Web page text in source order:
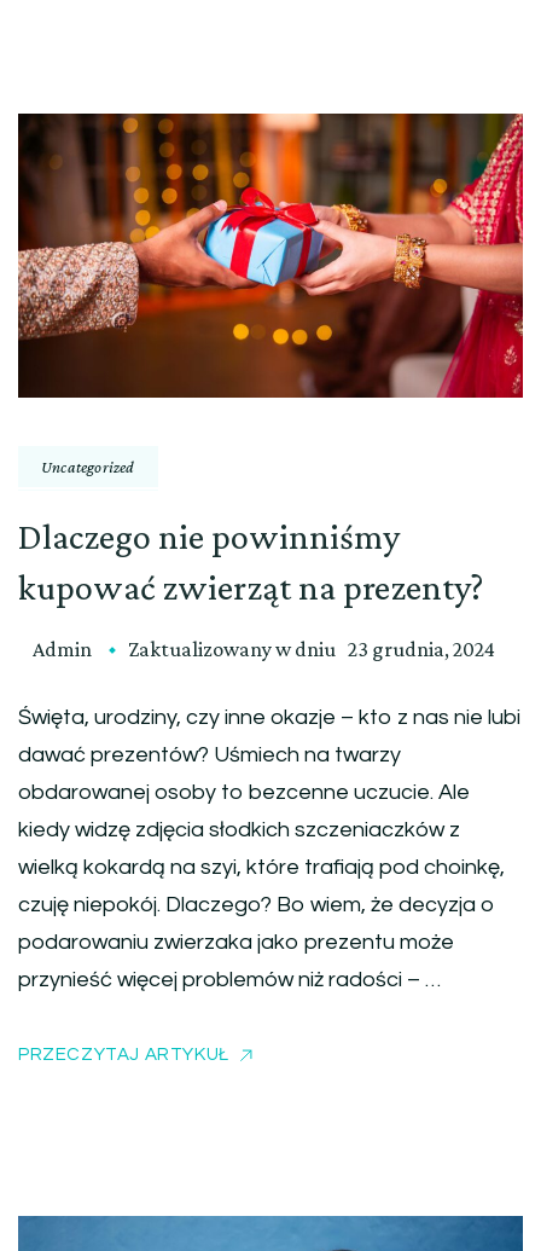
Uncategorized
Dlaczego nie powinniśmy
kupować zwierząt na prezenty?
Admin Zaktualizowany w dniu 23 grudnia, 2024
Święta, urodziny, czy inne okazje – kto z nas nie lubi
dawać prezentów? Uśmiech na twarzy
obdarowanej osoby to bezcenne uczucie. Ale
kiedy widzę zdjęcia słodkich szczeniaczków z
wielką kokardą na szyi, które trafiają pod choinkę,
czuję niepokój. Dlaczego? Bo wiem, że decyzja o
podarowaniu zwierzaka jako prezentu może
przynieść więcej problemów niż radości – …
PRZECZYTAJ ARTYKUŁ